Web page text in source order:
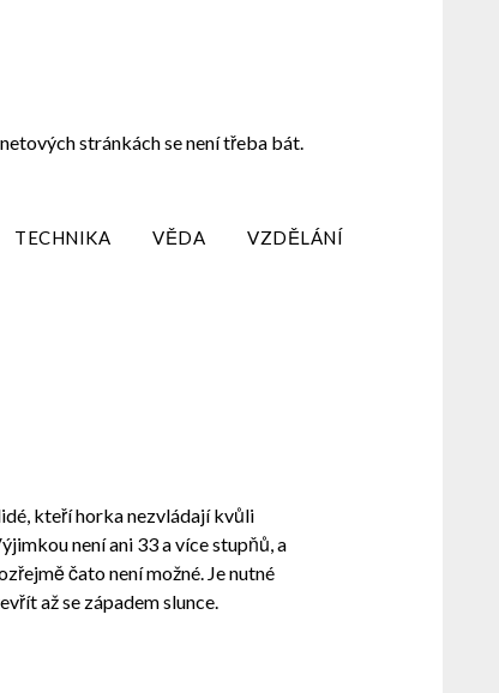
stránkách se není třeba bát.
TECHNIKA VĚDA VZDĚLÁNÍ
kteří horka nezvládají kvůli
není ani 33 a více stupňů, a
čato není možné. Je nutné
až se západem slunce.